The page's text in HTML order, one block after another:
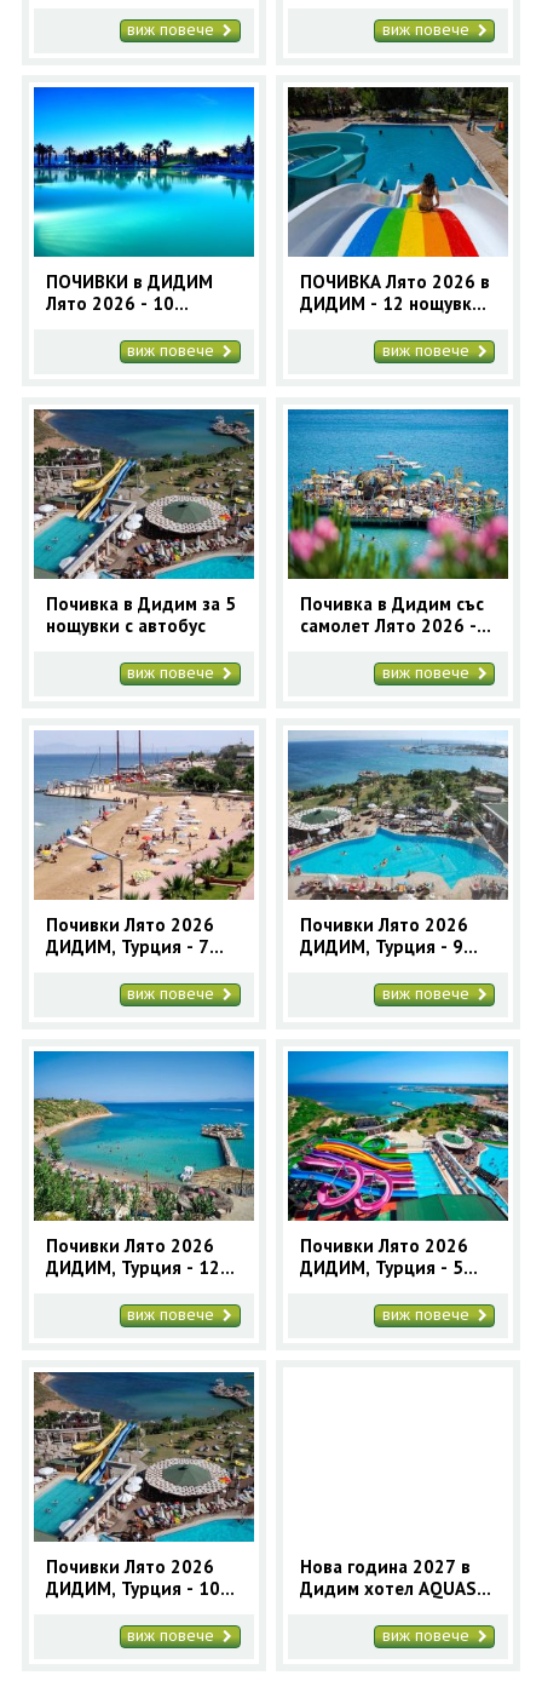
(4 нощувки) | Нова
година в Турция
виж повече виж повече
ПОЧИВКИ в ДИДИМ
Лято 2026 - 10
програмавиж повече
ПОЧИВКА Лято 2026 в
ДИДИМ - 12 нощувки
виж повече
Почивка в Дидим за 5
нощувки с автобус
виж повече
Почивка в Дидим със
самолет Лято 2026 - 7
виж повече
Почивки Лято 2026
ДИДИМ, Турция - 7
програмавиж повече
Почивки Лято 2026
ДИДИМ, Турция - 9
програмавиж повече
Почивки Лято 2026
ДИДИМ, Турция - 12
програмавиж повече
Почивки Лято 2026
ДИДИМ, Турция - 5
програмавиж повече
Почивки Лято 2026
ДИДИМ, Турция - 10
програмавиж повече
Нова година 2027 в
Дидим хотел AQUASIS
5* - 4 нощувки с
виж повече